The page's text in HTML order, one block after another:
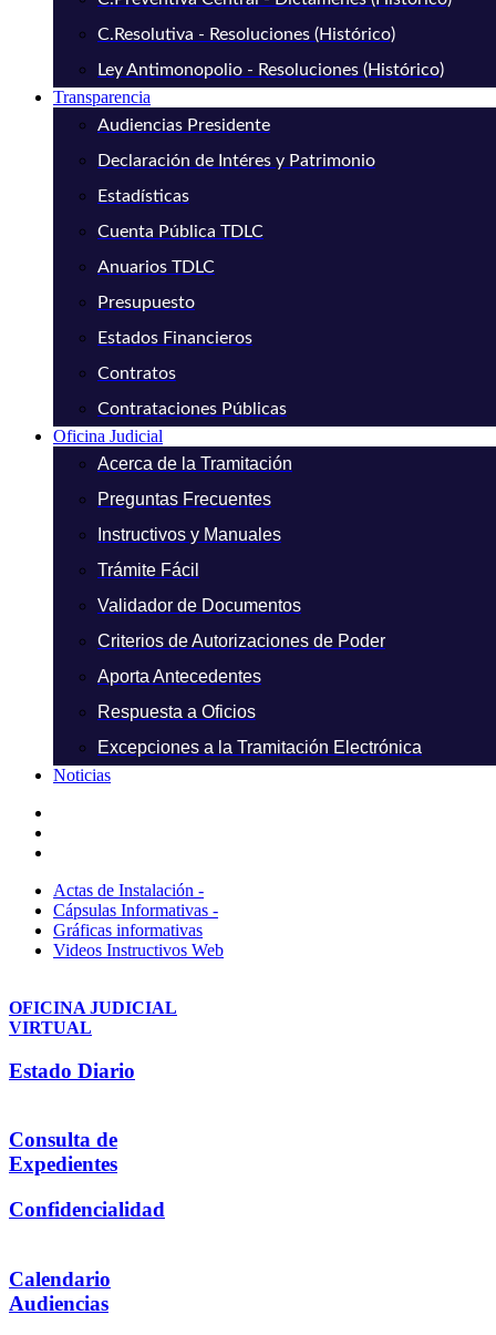
C.Resolutiva - Resoluciones (Histórico)
Ley Antimonopolio - Resoluciones (Histórico)
Transparencia
Audiencias Presidente
Declaración de Intéres y Patrimonio
Estadísticas
Cuenta Pública TDLC
Anuarios TDLC
Presupuesto
Estados Financieros
Contratos
Contrataciones Públicas
Oficina Judicial
Acerca de la Tramitación
Preguntas Frecuentes
Instructivos y Manuales
Trámite Fácil
Validador de Documentos
Criterios de Autorizaciones de Poder
Aporta Antecedentes
Respuesta a Oficios
Excepciones a la Tramitación Electrónica
Noticias
Actas de Instalación -
Cápsulas Informativas -
Gráficas informativas
Videos Instructivos Web
OFICINA JUDICIAL
VIRTUAL
Estado Diario
Consulta de
Expedientes
Confidencialidad
Calendario
Audiencias